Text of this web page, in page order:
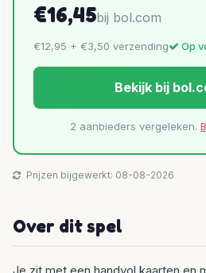
€16,45bij bol.com
€12,95 + €3,50 verzending Op
Bekijk bij
2 aanbieders vergeleken.
Prijzen bijgewerkt: 08-08-2026
Over dit spel
Je zit met een handvol kaarten en